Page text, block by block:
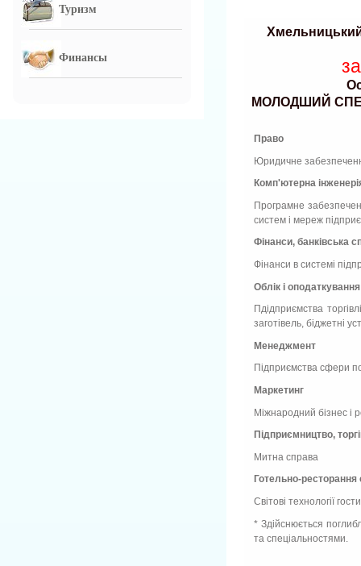
МОЛОДШИЙ
Право
Юридичне
Комп'ютерна
Програмне
систем і мереж
Фінанси, банківська
Фінанси в системі
Облік і оподаткування
Пдідприємства
заготівель, біджетні
Менеджмент
Підприємства сфери
Маркетинг
Міжнародний бізнес і
Підприємництво,
Митна справа
Готельно-ресторання
Світові технології
* Здійснюється
та спеціальностями.
Туризм
Финансы